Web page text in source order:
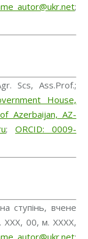
;
Scs, Аss.Рrof.;
House,
Azerbaijan, AZ-
; ORCID: 0009-
ступінь, вчене
ХХХ, 00, м. ХХХХ,
;